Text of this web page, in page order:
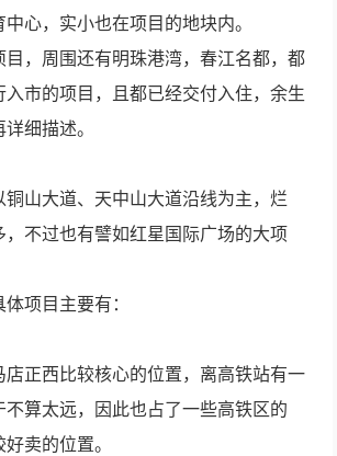
心，实小也在项目的地块内。
目，周围还有明珠港湾，春江名都，都
入市的项目，且都已经交付入住，余生
细描述。
铜山大道、天中山大道沿线为主，烂
，不过也有譬如红星国际广场的大项
项目主要有：
店正西比较核心的位置，离高铁站有一
不算太远，因此也占了一些高铁区的
卖的位置。